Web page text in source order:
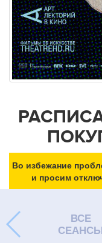
Во избежание
и просим
ВСЕ